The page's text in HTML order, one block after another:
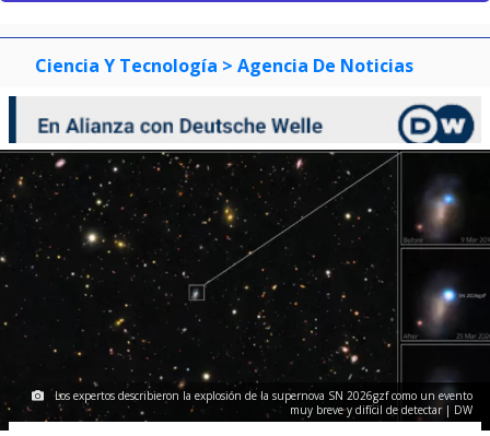
Ciencia Y Tecnología > Agencia De Noticias
Los expertos describieron la explosión de la supernova SN 2026gzf como un evento
muy breve y difícil de detectar | DW